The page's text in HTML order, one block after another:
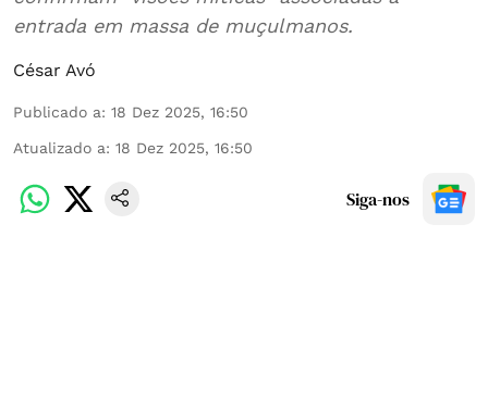
entrada em massa de muçulmanos.
César Avó
Publicado a: 18 Dez 2025, 16:50
Atualizado a: 18 Dez 2025, 16:50
Siga-nos